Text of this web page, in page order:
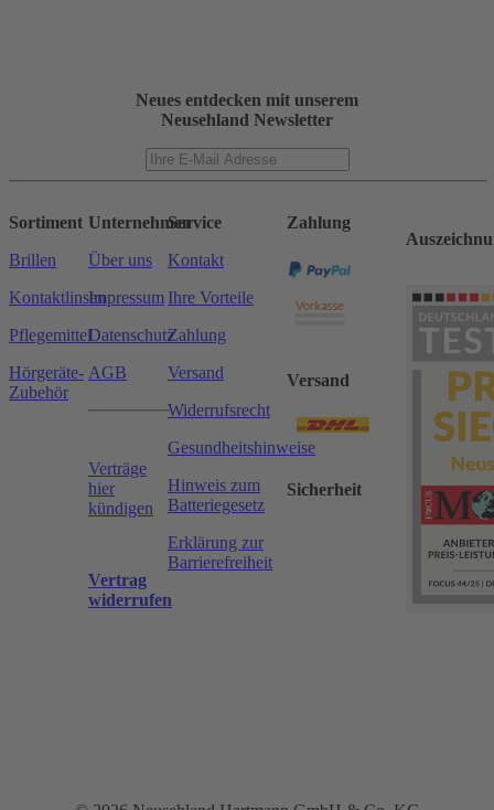
Neues entdecken mit unserem
Neusehland Newsletter
Sortiment
Brillen
Kontaktlinsen
Pflegemittel
Hörgeräte-
Zubehör
Unternehmen
Über uns
Impressum
Datenschutz
AGB
Verträge
hier
kündigen
Vertrag
widerrufen
Service
Kontakt
Ihre Vorteile
Zahlung
Versand
Widerrufsrecht
Gesundheitshinweise
Hinweis zum
Batteriegesetz
Erklärung zur
Barrierefreiheit
Zahlung
Versand
Sicherheit